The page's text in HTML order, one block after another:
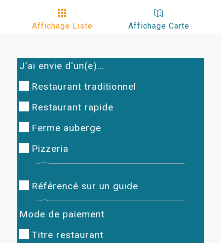
Affichage Liste Affichage Carte
J'ai envie d'un(e)...
Restaurant traditionnel
Restaurant rapide
Ferme auberge
Pizzeria
Référencé sur un guide
Mode de paiement
Titre restaurant